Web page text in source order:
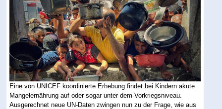
Eine von UNICEF koordinierte Erhebung findet bei Kindern akute
Mangelernährung auf oder sogar unter dem Vorkriegsniveau.
Ausgerechnet neue UN-Daten zwingen nun zu der Frage, wie aus